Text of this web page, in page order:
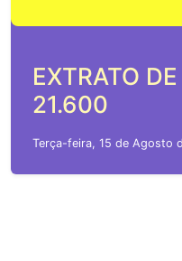
EXTRATO
21.600
Terça-feira, 15 de Agosto